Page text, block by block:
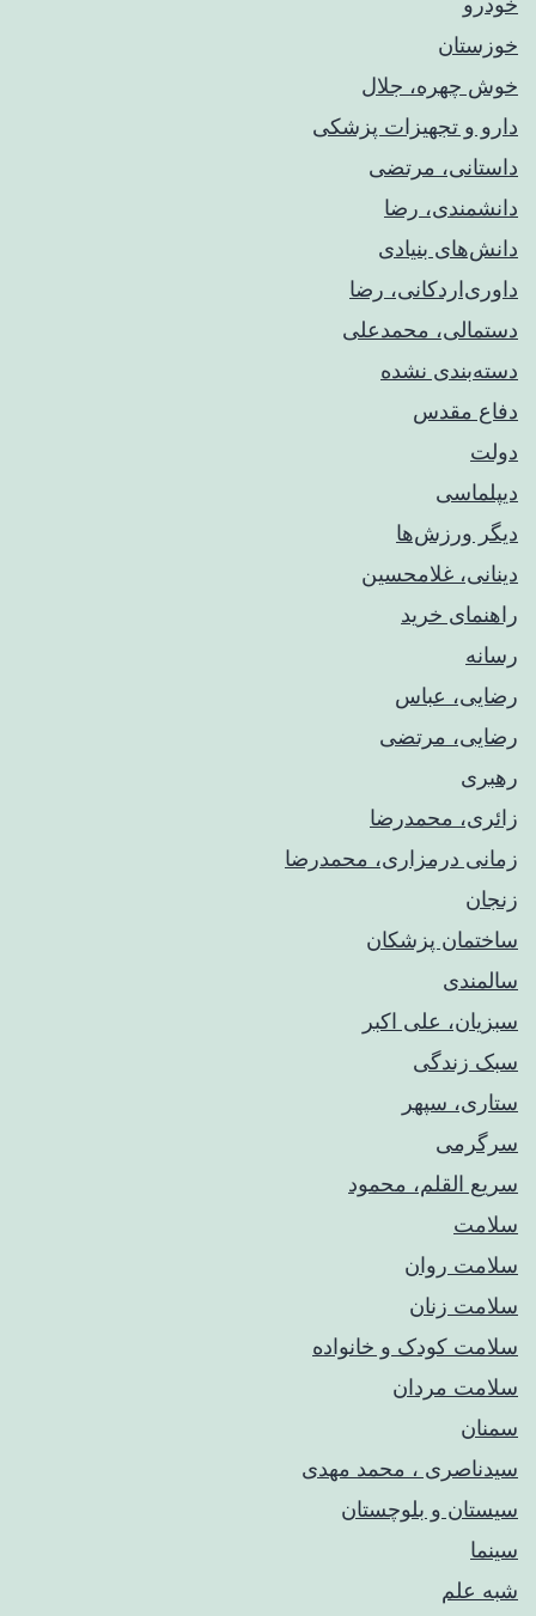
خوزستان
خوش چهره، جلال
دارو و تجهیزات پزشکی
داستانی، مرتضی
دانشمندی، رضا
دانش‌های بنیادی
داوری‌اردکانی، رضا
دستمالی، محمدعلی
دسته‌بندی نشده
دفاع مقدس
دولت
دیپلماسی
دیگر ورزش‌ها
دینانی، غلامحسین
راهنمای خريد
رسانه
رضایی، عباس
رضایی، مرتضی
رهبری
زائری، محمدرضا
زمانی درمزاری، محمدرضا
زنجان
ساختمان پزشکان
سالمندی
سبزیان، علی اکبر
سبک زندگی
ستاری، سپهر
سرگرمی
سریع القلم، محمود
سلامت
سلامت روان
سلامت زنان
سلامت کودک‌ و خانواده
سلامت مردان
سمنان
سیدناصری ، محمد مهدی
سیستان و بلوچستان
سینما
شبه علم